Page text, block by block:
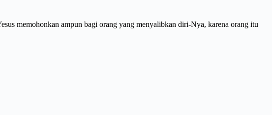
memohonkan ampun bagi orang yang menyalibkan diri-Nya, karena orang itu